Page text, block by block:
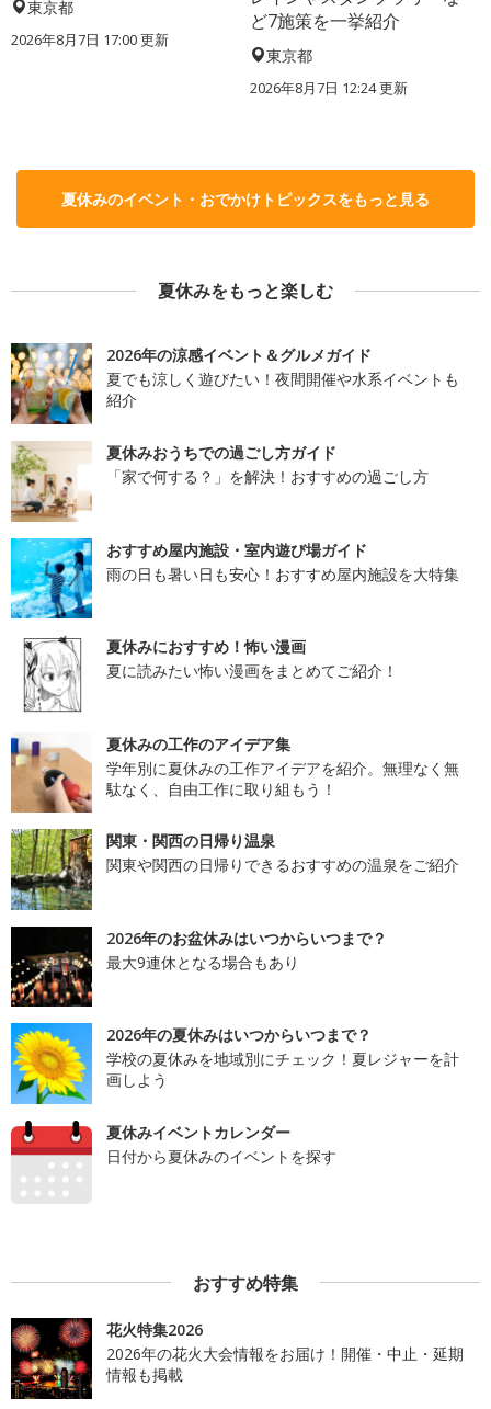
東京都
2026年8月7日 17:00更新
ど7施策を一挙紹介
東京都
2026年8月7日 12:24更新
夏休みのイベント・おでかけトピックスをもっと見る
夏休みをもっと楽しむ
2026年の涼感イベント＆グルメガイド
夏でも涼しく遊びたい！夜間開催や水系イベントも
紹介
夏休みおうちでの過ごし方ガイド
「家で何する？」を解決！おすすめの過ごし方
おすすめ屋内施設・室内遊び場ガイド
雨の日も暑い日も安心！おすすめ屋内施設を大特集
夏休みにおすすめ！怖い漫画
夏に読みたい怖い漫画をまとめてご紹介！
夏休みの工作のアイデア集
学年別に夏休みの工作アイデアを紹介。無理なく無
駄なく、自由工作に取り組もう！
関東・関西の日帰り温泉
関東や関西の日帰りできるおすすめの温泉をご紹介
2026年のお盆休みはいつからいつまで？
最大9連休となる場合もあり
2026年の夏休みはいつからいつまで？
学校の夏休みを地域別にチェック！夏レジャーを計
画しよう
夏休みイベントカレンダー
日付から夏休みのイベントを探す
おすすめ特集
花火特集2026
2026年の花火大会情報をお届け！開催・中止・延期
情報も掲載